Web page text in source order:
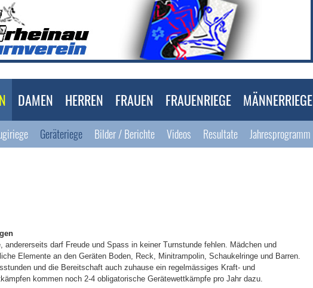
DAMEN HERREN FRAUEN FRAUENRIEGE MÄNNERRIEGE
Geräteriege Bilder / Berichte Videos Resultate Jahresprogramm
andererseits darf Freude und Spass in keiner Turnstunde fehlen. Mädchen und
Elemente an den Geräten Boden, Reck, Minitrampolin, Schaukelringe und Barren.
und die Bereitschaft auch zuhause ein regelmässiges Kraft- und
kommen noch 2-4 obligatorische Gerätewettkämpfe pro Jahr dazu.